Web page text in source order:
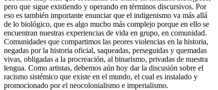
pero que sigue existiendo y operando en términos discursivos. Por
eso es también importante enunciar que el indigenismo va más allá
de lo biológico, que es algo mucho más complejo porque en ello se
encuentran nuestras experiencias de vida en grupo, en comunidad.
Comunidades que compartimos las peores violencias en la historia,
negadas por la historia oficial, saqueadas, perseguidas y quemadas
vivas, obligadas a la procreación, al binarismo, privadas de nuestra
lengua. Como artistas, debemos aún hoy dar la discusión sobre el
racismo sistémico que existe en el mundo, el cual es instalado y
promocionado por el neocolonialismo e imperialismo.